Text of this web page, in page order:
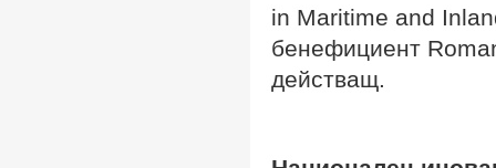
in Maritime and
бенефициент
действащ.